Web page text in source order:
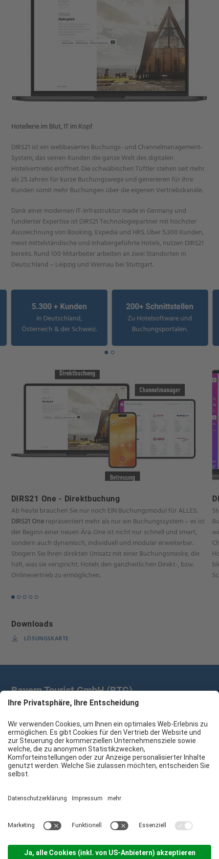
Hotellerie im Blut, IT im Kopf
DIRS21 ist ein webbasiertes Buchungs- und Channelmanagement-
System, das seinen Kunden die ganze Welt des digitalen
Hotelvertriebs eröffnet. Die schwäbischen Tüftler stehen seit mehr
als 25 Jahren für kurze Buchungswege und generieren für ihre
Kunden somit mehr Buchungen über die eigenen Vertriebskanäle.
Dank einer modernen IT-Infrastruktur made in Germany und
fundierter Expertise ist DIRS21 Technologiepartner mit höchster
Auszeichnung von Booking, Expedia und HRS. Über 5.300 Kunden,
meist mittelständische und inhabergeführte Hotels, nutzen DIRS21
bereits. Rund 100 Mitarbeiter arbeiten an zwei Standorten in
Deutschland – Leipzig und Wernau bei Stuttgart.
5.300 + Kunden
In Deutschland,
Österreich & der Schweiz.
200+ Schnittstellen
Zu Hotelsoftware und
Buchungsportalen.
DIRS21 One - Direktbuchung
Ab heute brauchen Sie nur noch EIN Buchungsmodul für ALLES.
DIRS21 Onerepräsentiert mehr als nur ein Buchungssystem – es ist
der Beginn einer neuen Ära. One ist nicht nur schnell und smart,
sondern auch dynamisch, individuell und modular erweiterbar.
Steigern Sie Ihren direkten Umsatz mit einer Buchungsmaske, die
hält, was sie verspricht: Hotels den ganzheitlichen Direkt-, bzw.
Onlinevertrieb zu ermöglichen.
Downloads
LÖSUNGSKARTE
Bayern Tourist GmbH (BTG)
Prinz-Ludwig-Palais | Türkenstr. 7 | 80333 München
+49 89/28 760 265
branchenpartner@btg-service.de
Bayern Tourist GmbH (BTG) Sitemap
Impressum
Datenschutzerklärung
Cookie-Einstellungen produced by